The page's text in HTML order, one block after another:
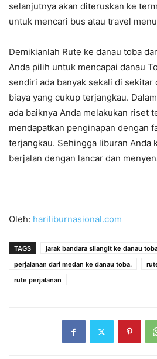
selanjutnya akan diteruskan ke
untuk mencari bus atau travel
Demikianlah Rute ke danau toba
Anda pilih untuk mencapai danau
sendiri ada banyak sekali di sekitar
biaya yang cukup terjangkau.
ada baiknya Anda melakukan riset
mendapatkan penginapan dengan
terjangkau. Sehingga liburan Anda
berjalan dengan lancar dan
Oleh: hariliburnasional.com
TAGS
jarak bandara silangit ke danau
perjalanan dari medan ke danau toba.
rute perjalanan